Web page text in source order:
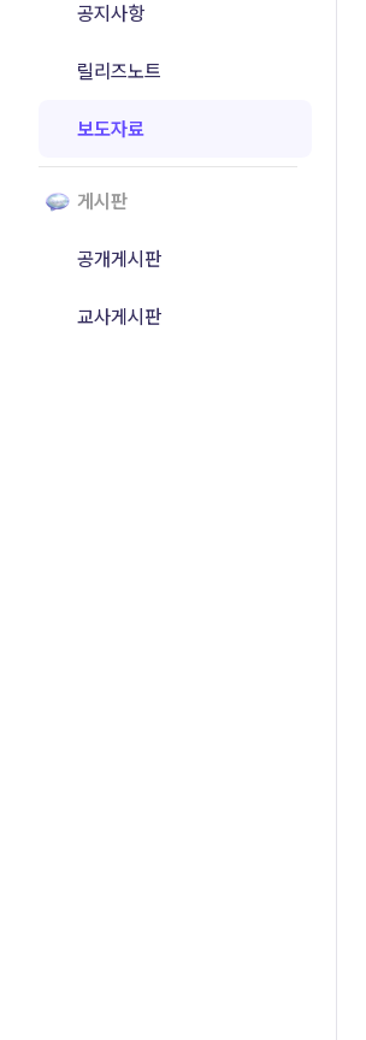
공지사항
릴리즈노트
보도자료
게시판
공개게시판
교사게시판